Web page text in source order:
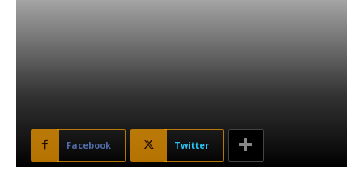
Facebook Twitter